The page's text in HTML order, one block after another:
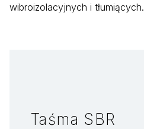
wibroizolacyjnych i tłumiących.
Taśma SBR